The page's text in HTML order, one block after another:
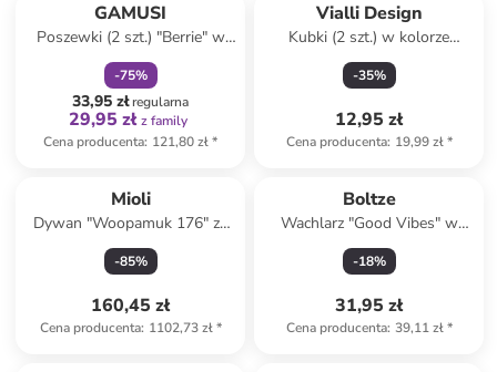
GAMUSI
Poszewki (2 szt.) "Berrie" w
kolorze złoto-czerwonym na
poduszkę
-75%
33,95 złregularna
29,95 zł z family
Cena producenta: 121,80 zł*
Vialli Design
Kubki (2 szt.) w kolorze
błękitnym - 80 ml
-35%
12,95 zł
Cena producenta: 19,99 zł*
Mioli
Dywan "Woopamuk 176" ze
wzorem
-85%
160,45 zł
Cena producenta: 1102,73 zł*
Boltze
Wachlarz "Good Vibes" w
kolorze czerwonym - szer. 65
cm
-18%
31,95 zł
Cena producenta: 39,11 zł*